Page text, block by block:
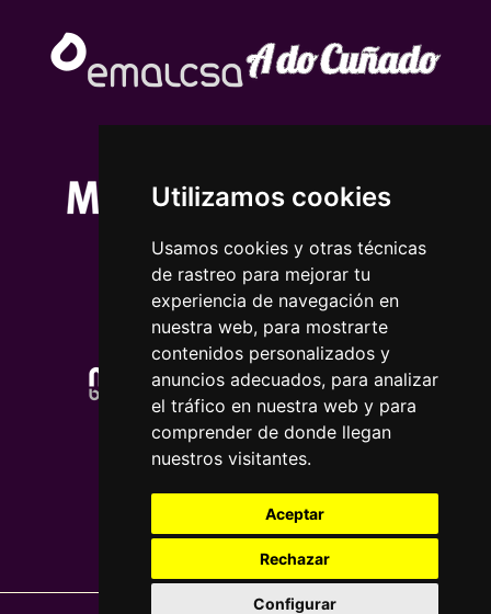
Utilizamos cookies
Usamos cookies y otras técnicas
de rastreo para mejorar tu
experiencia de navegación en
nuestra web, para mostrarte
contenidos personalizados y
anuncios adecuados, para analizar
el tráfico en nuestra web y para
comprender de donde llegan
nuestros visitantes.
Aceptar
Rechazar
Configurar